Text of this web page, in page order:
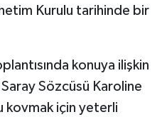
Kurulu tarihinde bir
konuya ilişkin
Sözcüsü Karoline
kovmak için yeterli